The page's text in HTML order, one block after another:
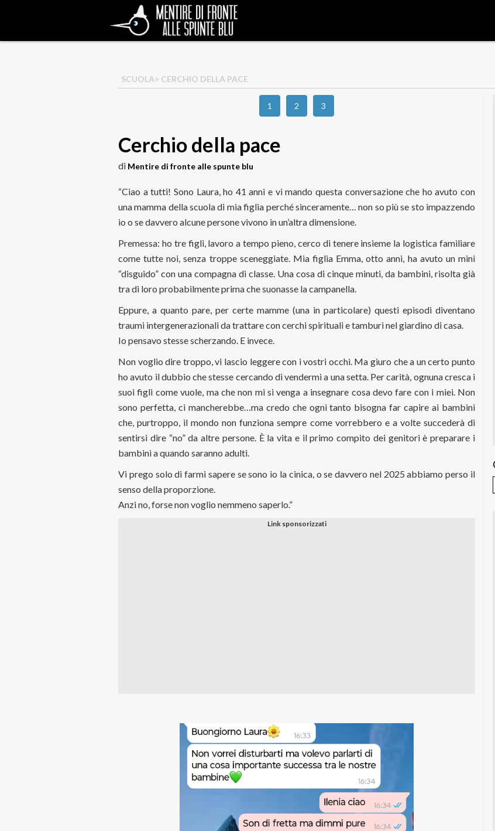
SCUOLA> CERCHIO DELLA PACE
1 2 3
Cerchio della pace
di Mentire di fronte alle spunte blu
“Ciao a tutti! Sono Laura, ho 41 anni e vi mando questa conversazione che ho avuto con
una mamma della scuola di mia figlia perché sinceramente… non so più se sto impazzendo
io o se davvero alcune persone vivono in un’altra dimensione.
Premessa: ho tre figli, lavoro a tempo pieno, cerco di tenere insieme la logistica familiare
come tutte noi, senza troppe sceneggiate. Mia figlia Emma, otto anni, ha avuto un mini
“disguido” con una compagna di classe. Una cosa di cinque minuti, da bambini, risolta già
tra di loro probabilmente prima che suonasse la campanella.
Eppure, a quanto pare, per certe mamme (una in particolare) questi episodi diventano
traumi intergenerazionali da trattare con cerchi spirituali e tamburi nel giardino di casa.
Io pensavo stesse scherzando. E invece.
Non voglio dire troppo, vi lascio leggere con i vostri occhi. Ma giuro che a un certo punto
ho avuto il dubbio che stesse cercando di vendermi a una setta. Per carità, ognuna cresca i
suoi figli come vuole, ma che non mi si venga a insegnare cosa devo fare con i miei. Non
sono perfetta, ci mancherebbe…ma credo che ogni tanto bisogna far capire ai bambini
che, purtroppo, il mondo non funziona sempre come vorrebbero e a volte succederà di
sentirsi dire “no” da altre persone. È la vita e il primo compito dei genitori è preparare i
bambini a quando saranno adulti.
Vi prego solo di farmi sapere se sono io la cinica, o se davvero nel 2025 abbiamo perso il
senso della proporzione.
Anzi no, forse non voglio nemmeno saperlo.”